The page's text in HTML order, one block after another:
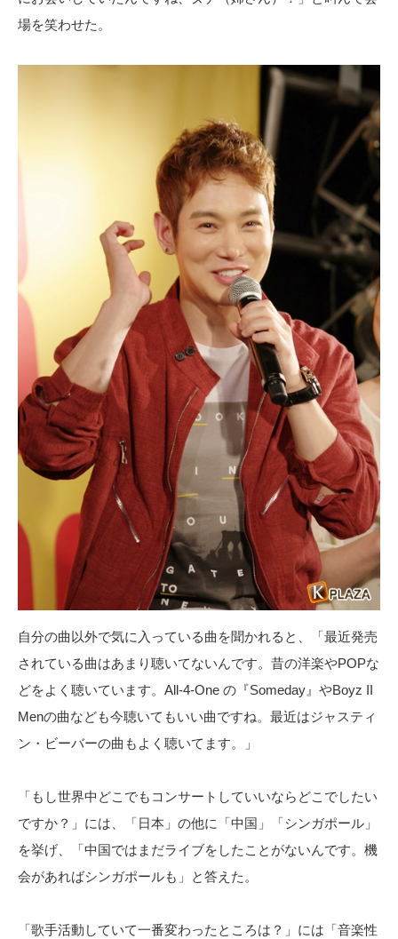
場を笑わせた。
自分の曲以外で気に入っている曲を聞かれると、「最近発売
されている曲はあまり聴いてないんです。昔の洋楽やPOPな
どをよく聴いています。All-4-One の『Someday』やBoyz II
Menの曲なども今聴いてもいい曲ですね。最近はジャスティ
ン・ビーバーの曲もよく聴いてます。」
「もし世界中どこでもコンサートしていいならどこでしたい
ですか？」には、「日本」の他に「中国」「シンガポール」
を挙げ、「中国ではまだライブをしたことがないんです。機
会があればシンガポールも」と答えた。
「歌手活動していて一番変わったところは？」には「音楽性